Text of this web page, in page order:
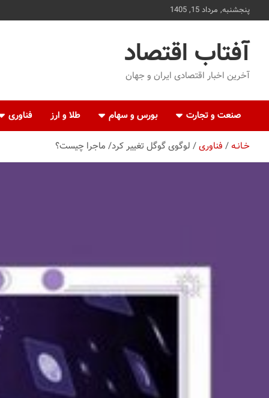
محتوا
پنجشنبه, مرداد 15, 1405
آفتاب اقتصاد
آخرین اخبار اقتصادی ایران و جهان
صنعت و تجارت بورس و سهام طلا و ارز فناوری
خـانـه فناوری لوگوی گوگل تغییر کرد/ ماجرا چیست؟